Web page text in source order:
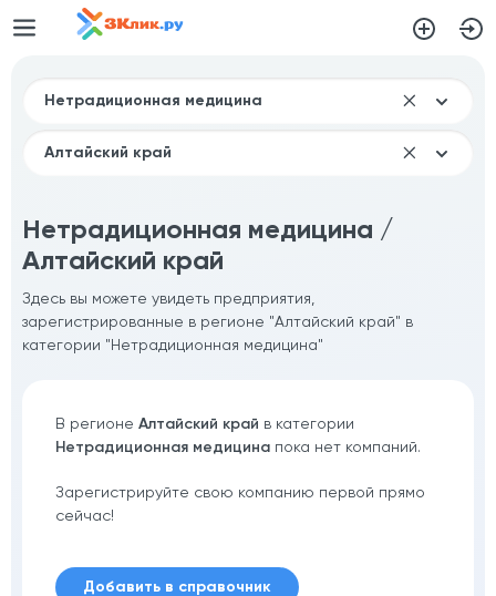
Нетрадиционная медицина /
Алтайский край
Здесь вы можете увидеть предприятия,
зарегистрированные в регионе "Алтайский край" в
категории "Нетрадиционная медицина"
В регионе Алтайский край в категории
Нетрадиционная медицина пока нет компаний.
Зарегистрируйте свою компанию первой прямо
сейчас!
Добавить в справочник